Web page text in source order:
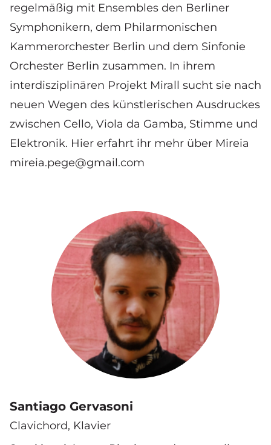
regelmäßig mit Ensembles den Berliner
Symphonikern, dem Philarmonischen
Kammerorchester Berlin und dem Sinfonie
Orchester Berlin zusammen. In ihrem
interdisziplinären Projekt Mirall sucht sie nach
neuen Wegen des künstlerischen Ausdruckes
zwischen Cello, Viola da Gamba, Stimme und
Elektronik. Hier erfahrt ihr mehr über Mireia
mireia.pege@gmail.com
Santiago Gervasoni
Clavichord, Klavier